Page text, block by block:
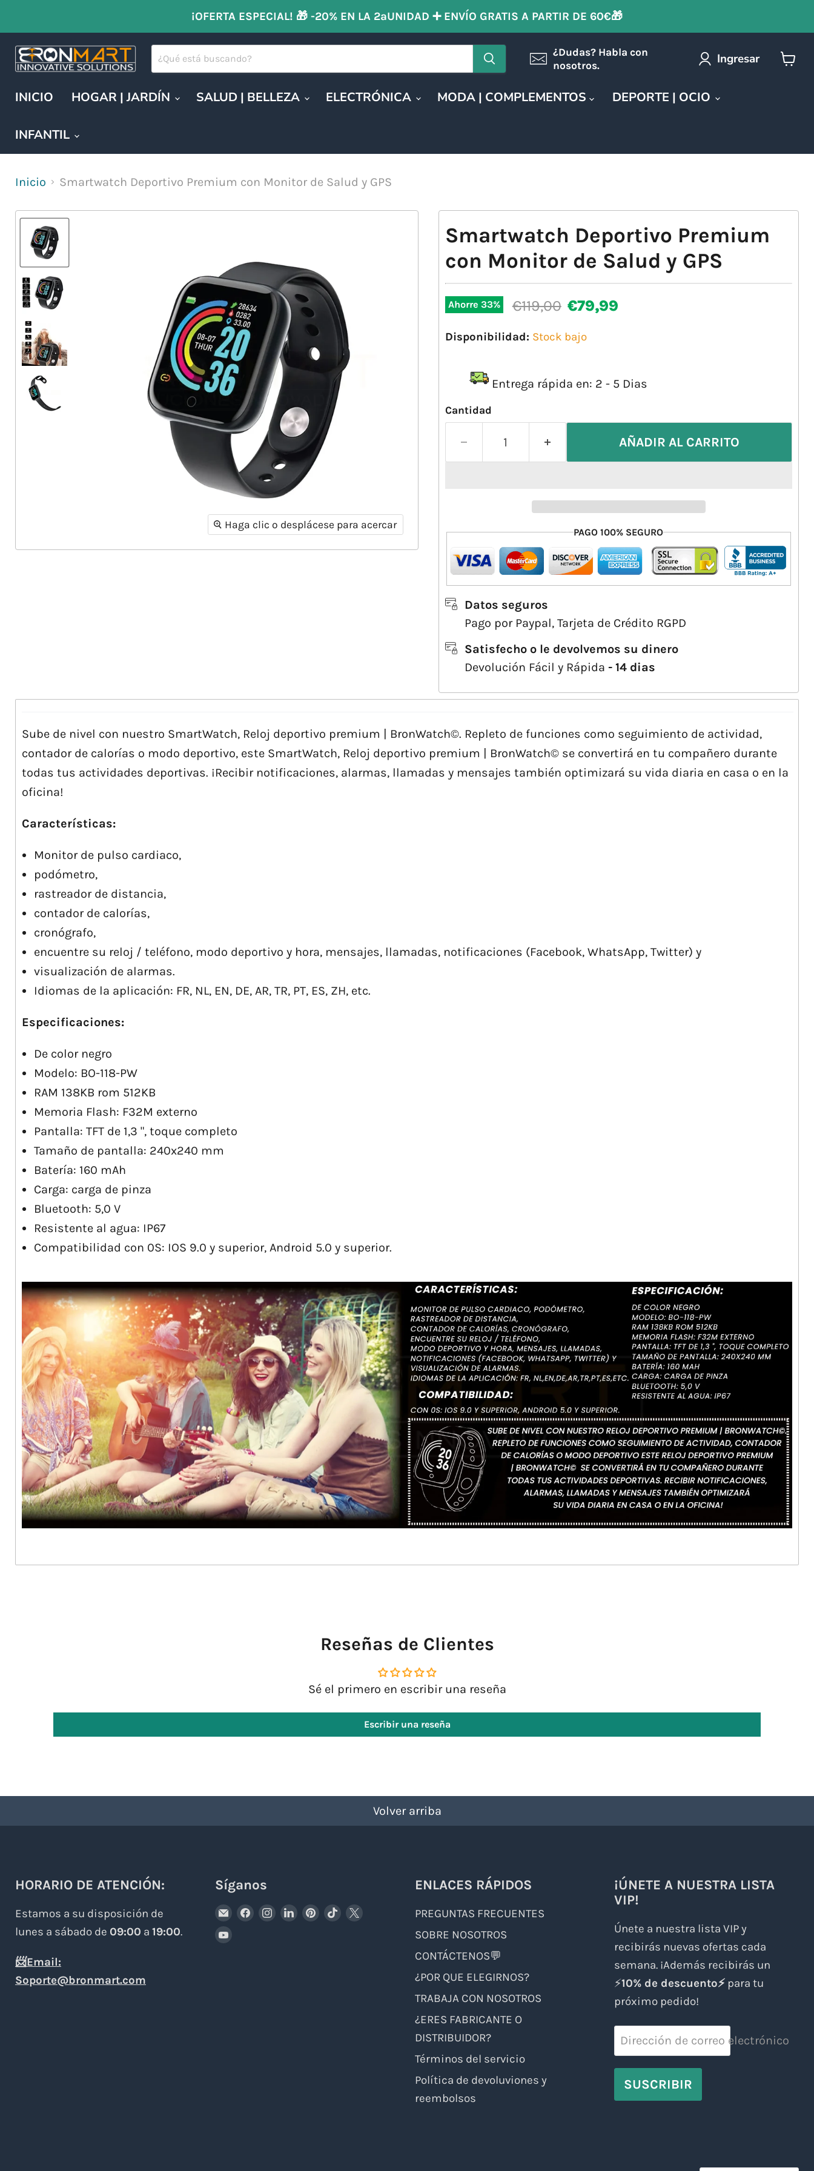
¡OFERTA ESPECIAL! 🎁 -20% EN LA 2ªUNIDAD ➕ ENVÍO GRATIS A PARTIR DE 60€🎁
¿Dudas? Habla con
nosotros.
Ingresar
INICIO HOGAR | JARDÍN SALUD | BELLEZA ELECTRÓNICA MODA | COMPLEMENTOS DEPORTE | OCIO
INFANTIL
Inicio Smartwatch Deportivo Premium con Monitor de Salud y GPS
Haga clic o desplácese para acercar
Smartwatch Deportivo Premium
con Monitor de Salud y GPS
Ahorre 33% Precio original
€119,00 Precio actual
€79,99
Disponibilidad: Stock bajo
Entrega rápida en: 2 - 5 Dias
Cantidad
AÑADIR AL CARRITO
PAGO 100% SEGURO
Datos seguros
Pago por Paypal, Tarjeta de Crédito RGPD
Satisfecho o le devolvemos su dinero
Devolución Fácil y Rápida - 14 dias
Sube de nivel con nuestro SmartWatch, Reloj deportivo premium | BronWatch©. Repleto de funciones como seguimiento de actividad,
contador de calorías o modo deportivo, este SmartWatch, Reloj deportivo premium | BronWatch© se convertirá en tu compañero durante
todas tus actividades deportivas. ¡Recibir notificaciones, alarmas, llamadas y mensajes también optimizará su vida diaria en casa o en la
oficina!
Características:
Monitor de pulso cardiaco,
podómetro,
rastreador de distancia,
contador de calorías,
cronógrafo,
encuentre su reloj / teléfono, modo deportivo y hora, mensajes, llamadas, notificaciones (Facebook, WhatsApp, Twitter) y
visualización de alarmas.
Idiomas de la aplicación: FR, NL, EN, DE, AR, TR, PT, ES, ZH, etc.
Especificaciones:
De color negro
Modelo: BO-118-PW
RAM 138KB rom 512KB
Memoria Flash: F32M externo
Pantalla: TFT de 1,3 ", toque completo
Tamaño de pantalla: 240x240 mm
Batería: 160 mAh
Carga: carga de pinza
Bluetooth: 5,0 V
Resistente al agua: IP67
Compatibilidad con 0S: IOS 9.0 y superior, Android 5.0 y superior.
Reseñas de Clientes
Sé el primero en escribir una reseña
Escribir una reseña
Volver arriba
HORARIO DE ATENCIÓN:
Estamos a su disposición de
lunes a sábado de 09:00 a 19:00.
📨Email:
Soporte@bronmart.com
Síganos
Encuéntrenos
en
Encuéntrenos
Encuéntrenos
Encuéntrenos
Encuéntrenos
Encuéntrenos
Encuéntrenos
Encuéntrenos
ENLACES RÁPIDOS
PREGUNTAS FRECUENTES
SOBRE NOSOTROS
CONTÁCTENOS💬
¿POR QUE ELEGIRNOS?
TRABAJA CON NOSOTROS
¿ERES FABRICANTE O
DISTRIBUIDOR?
Términos del servicio
Política de devoluviones y
reembolsos
¡ÚNETE A NUESTRA LISTA
VIP!
Únete a nuestra lista VIP y
recibirás nuevas ofertas cada
semana. ¡Además recibirás un
⚡10% de descuento⚡ para tu
próximo pedido!
Dirección de correo electrónico
SUSCRIBIR